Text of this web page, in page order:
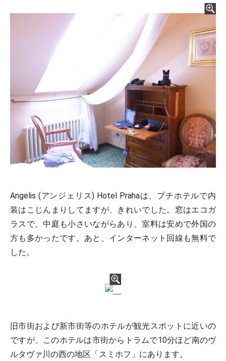
Angelis (アンジェリス) Hotel Prahaは、プチホテルで内
装はこじんまりしてますが、きれいでした。窓はエコガ
ラスで、中庭も小さいながらあり、室料は安めで外国の
方も多かったです。あと、インターネット回線も無料で
した。
旧市街および新市街等のホテルが観光スポットに近いの
ですが、このホテルは市街からトラムで10分ほど南のヴ
ルタヴァ川の西の地区「スミホフ」にあります。